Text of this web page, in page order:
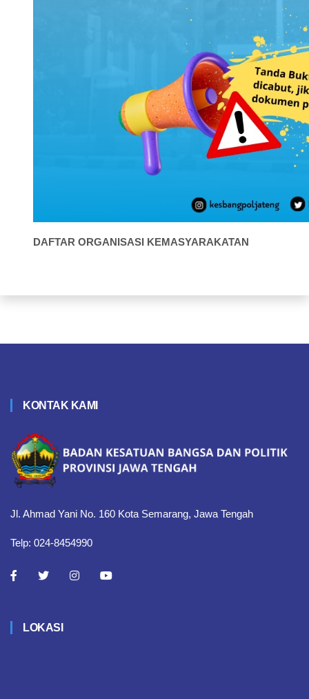
DAFTAR ORGANISASI KEMASYARAKATAN
KONTAK KAMI
Jl. Ahmad Yani No. 160 Kota Semarang, Jawa Tengah
Telp: 024-8454990
LOKASI